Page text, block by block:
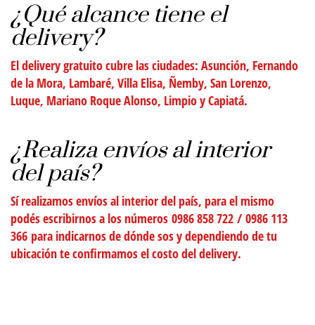
¿Qué alcance tiene el
delivery?
El deliverygratuitocubre las ciudades: Asunción, Fernando
de la Mora, Lambaré, Villa Elisa, Ñemby, San Lorenzo,
Luque, Mariano Roque Alonso, Limpio y Capiatá.
¿Realiza envíos al interior
del país?
Sí realizamos envíos al interior del país, para el mismo
podés escribirnos a los números 0986 858 722 / 0986 113
366 para indicarnos de dónde sos y dependiendo de tu
ubicación te confirmamos el costo del delivery.